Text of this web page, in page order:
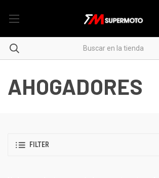
AHOGADORES
FILTER